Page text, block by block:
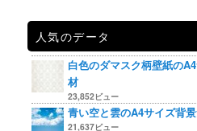
人気のデータ
白色のダマスク柄壁紙の
材
23,852ビュー
青い空と雲のA4サイズ背
21,637ビュー